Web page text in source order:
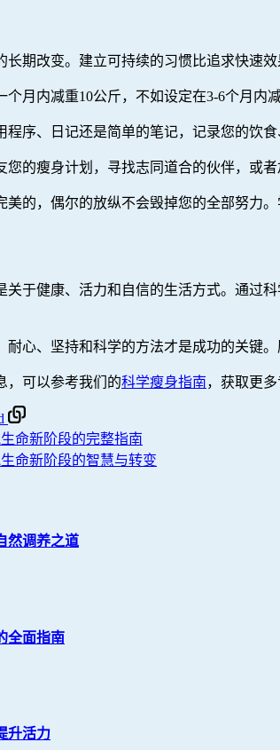
期改变。建立可持续的习惯比追求快速效
月内减重10公斤，不如设定在3-6个月内
序、日记还是简单的笔记，记录您的饮
的瘦身计划，寻找志同道合的伙伴，或
的，偶尔的放纵不会毁掉您的全部努力
关于健康、活力和自信的生活方式。通过
心、坚持和科学的方法才是成功的关键
，可以参考我们的科学瘦身指南，获取更多
命新阶段的完整指南
命新阶段的智慧与转变
然调养之道
全面指南
升活力